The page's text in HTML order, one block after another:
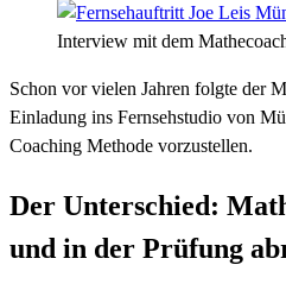
Interview mit dem
Schon vor vielen Jahren folgte der
Einladung ins Fernsehstudio von
Coaching Methode vorzustellen.
Der Unterschied:
und in der Prüfung